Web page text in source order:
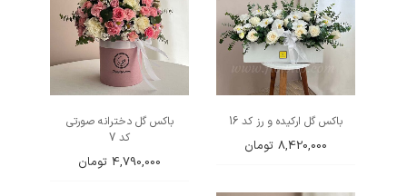
باکس گل دخترانه صورتی
کد 7
4,790,000 تومان
باکس گل ارکیده و رز کد 16
8,420,000 تومان